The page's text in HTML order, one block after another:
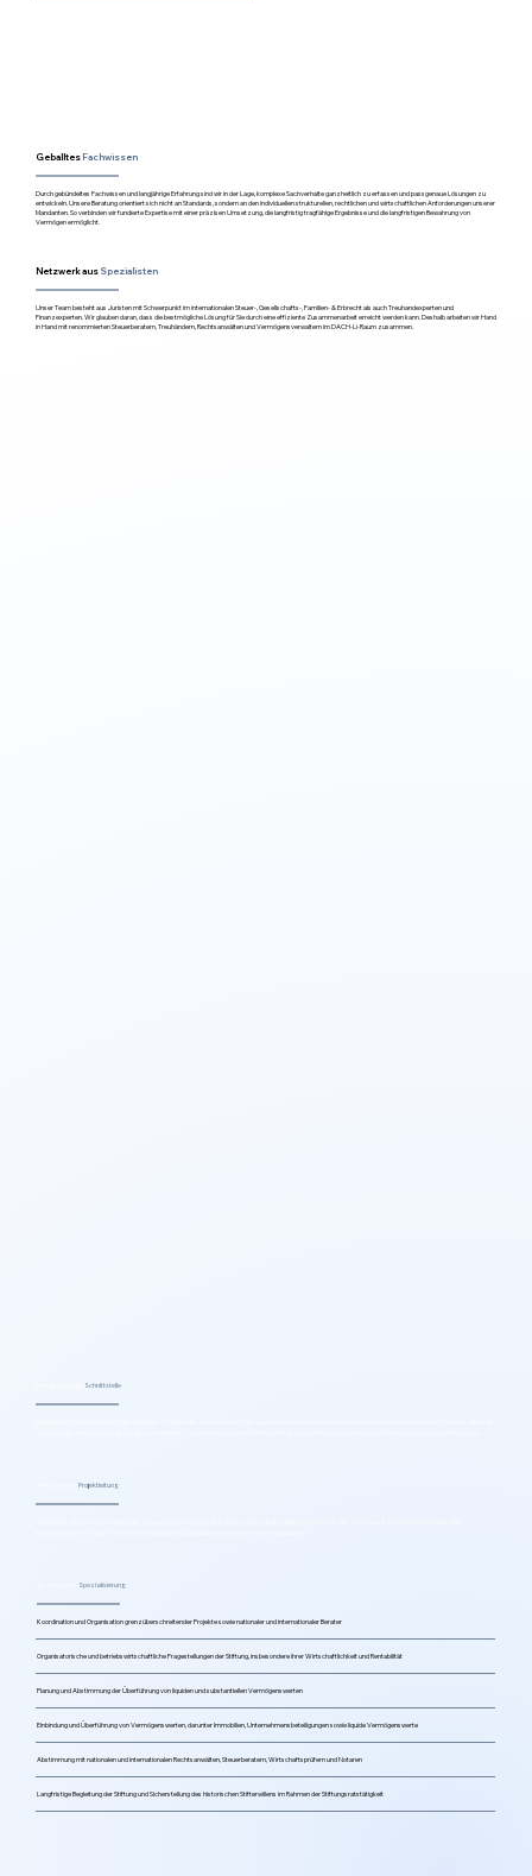
Schnittstelle
Projektleitung
Spezialisierung
Koordination und Organisation grenzüberschreitender Projekte sowie nationaler und internationaler Berater
Organisatorische und betriebswirtschaftliche Fragestellungen der Stiftung, insbesondere ihrer Wirtschaftlichkeit und Rentabilität
Planung und Abstimmung der Überführung von liquiden und substantiellen Vermögenswerten
Einbindung und Überführung von Vermögenswerten, darunter Immobilien, Unternehmensbeteiligungen sowie liquide Vermögenswerte
Abstimmung mit nationalen und internationalen Rechtsanwälten, Steuerberatern, Wirtschaftsprüfern und Notaren
Langfristige Begleitung der Stiftung und Sicherstellung des historischen Stifterwillens im Rahmen der Stiftungsratstätigkeit
Geballtes Fachwissen
Durch gebündeltes Fachwissen und langjährige Erfahrung sind wir in der Lage, komplexe Sachverhalte ganzheitlich zu erfassen und passgenaue Lösungen zu
entwickeln. Unsere Beratung orientiert sich nicht an Standards, sondern an den individuellen strukturellen, rechtlichen und wirtschaftlichen Anforderungen unserer
Mandanten. So verbinden wir fundierte Expertise mit einer präzisen Umsetzung, die langfristig tragfähige Ergebnisse und die langfristigen Bewahrung von
Vermögen ermöglicht.
Netzwerk aus Spezialisten
Unser Team besteht aus Juristen mit Schwerpunkt im internationalen Steuer-, Gesellschafts-, Familien- & Erbrecht als auch Treuhandexperten und
Finanzexperten. Wir glauben daran, dass die bestmögliche Lösung für Sie durch eine effiziente Zusammenarbeit erreicht werden kann. Deshalb arbeiten wir Hand
in Hand mit renommierten Steuerberatern, Treuhändern, Rechtsanwälten und Vermögensverwaltern im DACH-Li-Raum zusammen.